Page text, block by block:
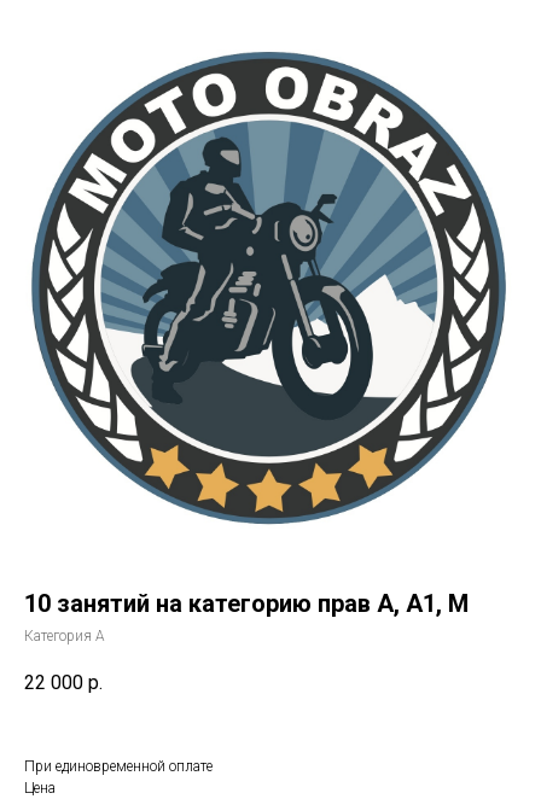
10 занятий на категорию прав А, А1, М
Категория А
22 000 р.
При единовременной оплате
Цена